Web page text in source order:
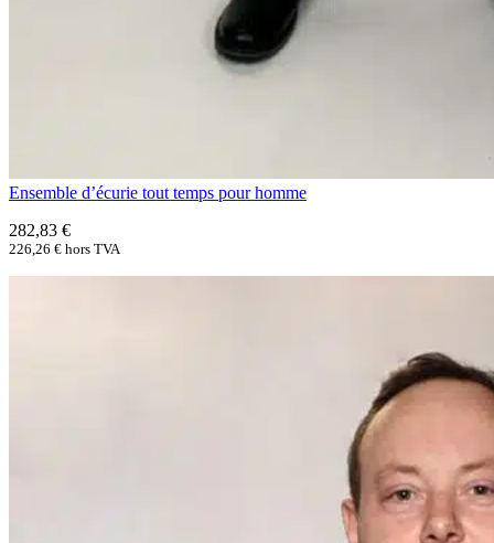
Ensemble d’écurie tout temps pour homme
282,83 €
226,26 € hors TVA